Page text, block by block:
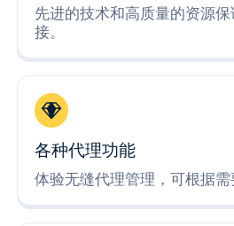
先进的技术和高质量的资源
接。
各种代理功能
体验无缝代理管理，可根据需